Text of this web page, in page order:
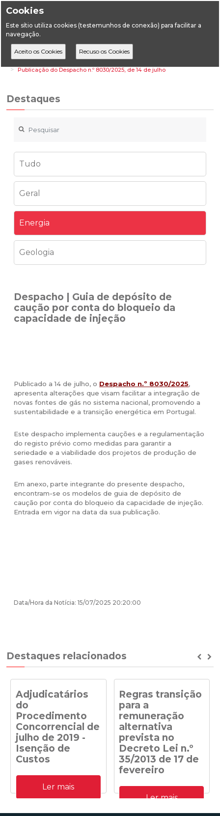
Cookies
Este sítio utiliza cookies (testemunhos de conexão) para facilitar a
navegação.
HomeDestaques
Energia
Publicação do Despacho n.º 8030/2025, de 14 de julho
Destaques
Tudo
Geral
Energia
Geologia
Despacho | Guia de depósito de
caução por conta do bloqueio da
capacidade de injeção
Publicado a 14 de julho, o Despacho n.º 8030/2025,
apresenta alterações que visam facilitar a integração de
novas fontes de gás no sistema nacional, promovendo a
sustentabilidade e a transição energética em Portugal.
Este despacho implementa cauções e a regulamentação
do registo prévio como medidas para garantir a
seriedade e a viabilidade dos projetos de produção de
gases renováveis.
Em anexo, parte integrante do presente despacho,
encontram-se os modelos de guia de depósito de
caução por conta do bloqueio da capacidade de injeção.
Entrada em vigor na data da sua publicação.
Data/Hora da Notícia: 15/07/2025 20:20:00
Destaques relacionados
Adjudicatários
do
Procedimento
Concorrencial de
julho de 2019 -
Isenção de
Custos
Adjudicatários do
Procedimento
Concorrencial de julho de
capacidade de receção na
Ler mais
Regras transição
para a
remuneração
alternativa
prevista no
Decreto Lei n.º
35/2013 de 17 de
fevereiro
Despacho n.º
41/DGEG/2020: Regras
Ler mais